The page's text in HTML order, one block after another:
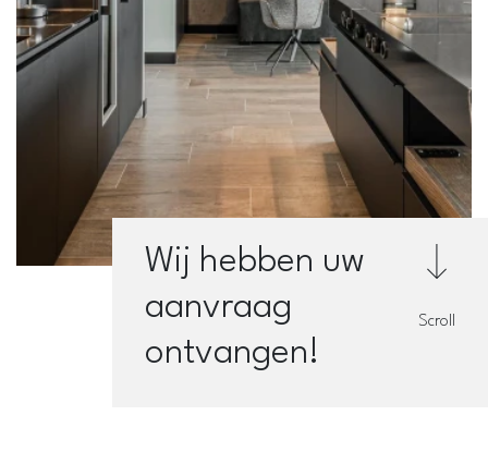
Wij hebben uw
aanvraag
ontvangen!
Scroll